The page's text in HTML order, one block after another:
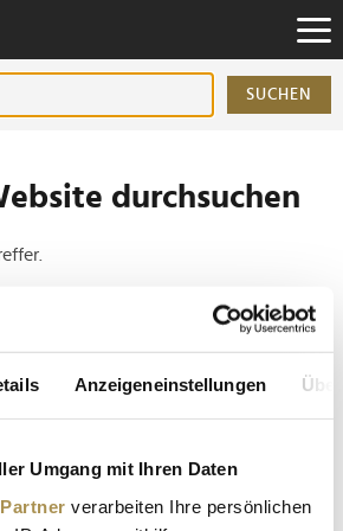
Anzeigeneinstellungen
Umgang mit Ihren Daten
verarbeiten Ihre persönlichen
SUCHEN
durchsuchen
Wörter zwischen
zb "Vorname Nachname".
für neue Kundengenerationen